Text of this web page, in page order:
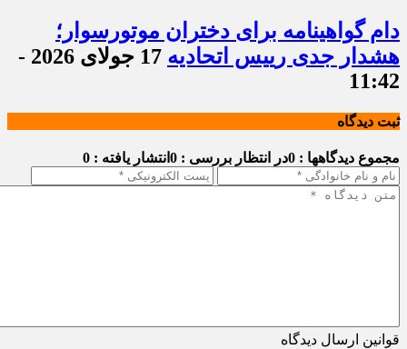
دام گواهینامه برای دختران موتورسوار؛
هشدار جدی رییس اتحادیه
17 جولای 2026 -
11:42
ثبت دیدگاه
مجموع دیدگاهها : 0 در انتظار بررسی : 0 انتشار یافته : 0
قوانین ارسال دیدگاه